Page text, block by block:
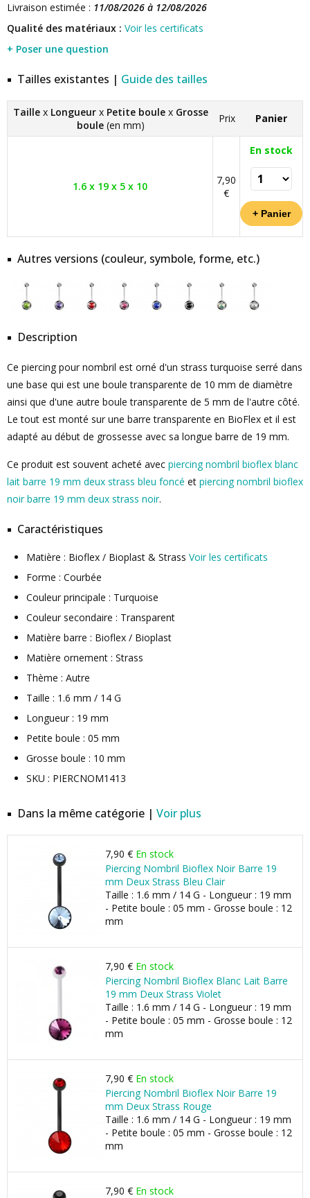
Livraison estimée : 11/08/2026 à 12/08/2026
Qualité des matériaux : Voir les certificats
+ Poser une question
Tailles existantes | Guide des tailles
Taille x Longueur x Petite boule x Grosse
boule (en mm)
Prix Panier
1.6 x 19 x 5 x 10
7,90
€
En stock
Autres versions (couleur, symbole, forme, etc.)
Description
Ce piercing pour nombril est orné d'un strass turquoise serré dans
une base qui est une boule transparente de 10 mm de diamètre
ainsi que d'une autre boule transparente de 5 mm de l'autre côté.
Le tout est monté sur une barre transparente en BioFlex et il est
adapté au début de grossesse avec sa longue barre de 19 mm.
Ce produit est souvent acheté avec piercing nombril bioflex blanc
lait barre 19 mm deux strass bleu foncé et piercing nombril bioflex
noir barre 19 mm deux strass noir.
Caractéristiques
Matière : Bioflex / Bioplast & Strass Voir les certificats
Forme : Courbée
Couleur principale : Turquoise
Couleur secondaire : Transparent
Matière barre : Bioflex / Bioplast
Matière ornement : Strass
Thème : Autre
Taille : 1.6 mm / 14 G
Longueur : 19 mm
Petite boule : 05 mm
Grosse boule : 10 mm
SKU : PIERCNOM1413
Dans la même catégorie | Voir plus
7,90 € En stock
Piercing Nombril Bioflex Noir Barre 19
mm Deux Strass Bleu Clair
Taille : 1.6 mm / 14 G - Longueur : 19 mm
- Petite boule : 05 mm - Grosse boule : 12
mm
7,90 € En stock
Piercing Nombril Bioflex Blanc Lait Barre
19 mm Deux Strass Violet
Taille : 1.6 mm / 14 G - Longueur : 19 mm
- Petite boule : 05 mm - Grosse boule : 12
mm
7,90 € En stock
Piercing Nombril Bioflex Noir Barre 19
mm Deux Strass Rouge
Taille : 1.6 mm / 14 G - Longueur : 19 mm
- Petite boule : 05 mm - Grosse boule : 12
mm
7,90 € En stock